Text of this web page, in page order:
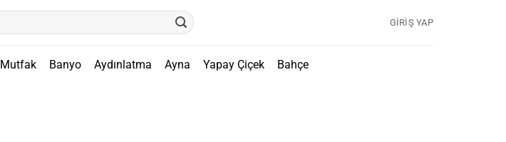
GIRIŞ YAP
Mutfak Banyo Aydınlatma Ayna Yapay Çiçek Bahçe